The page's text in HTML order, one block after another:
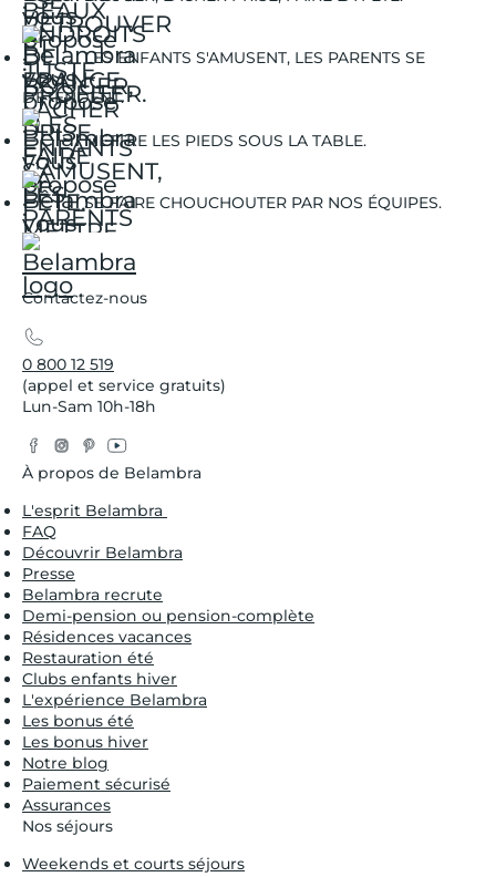
LES ENFANTS S'AMUSENT, LES PARENTS SE
DÉTENDENT.
METTRE LES PIEDS SOUS LA TABLE.
SE FAIRE CHOUCHOUTER PAR NOS ÉQUIPES.
Contactez-nous
0 800 12 519
(appel et service gratuits)
Lun-Sam 10h-18h
Facebook
Instagram
Pinterest
YouTube
À propos de Belambra
L'esprit Belambra
FAQ
Découvrir Belambra
Presse
Belambra recrute
Demi-pension ou pension-complète
Résidences vacances
Restauration été
Clubs enfants hiver
L'expérience Belambra
Les bonus été
Les bonus hiver
Notre blog
Paiement sécurisé
Assurances
Nos séjours
Weekends et courts séjours